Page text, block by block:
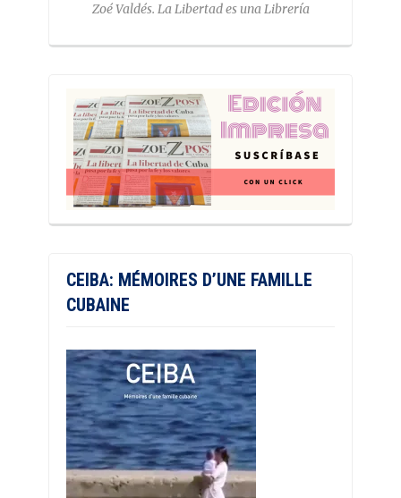
Zoé Valdés. La Libertad es una Librería
CEIBA: MÉMOIRES D’UNE FAMILLE
CUBAINE